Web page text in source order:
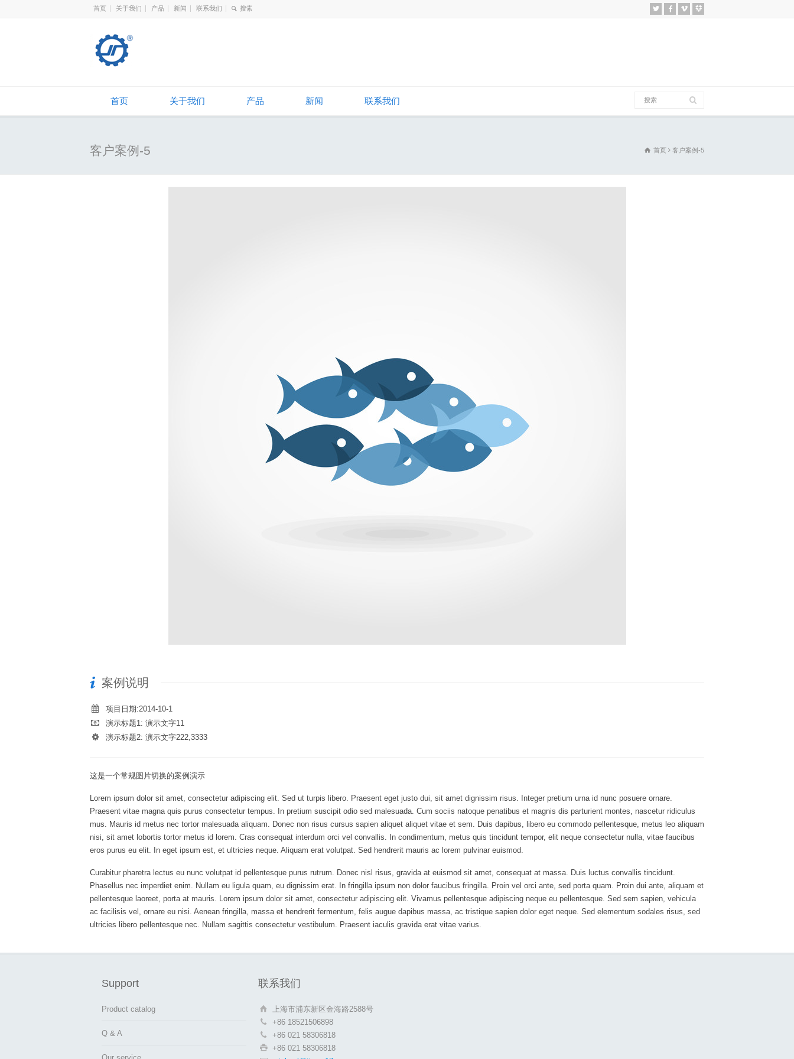
首页 关于我们 产品 新闻 联系我们
首页 关于我们 产品 新闻 联系我们
客户案例-5 首页 客户案例-5
案例说明
项目日期:2014-10-1
演示标题1: 演示文字11
演示标题2: 演示文字222,3333
这是一个常规图片切换的案例演示
Lorem ipsum dolor sit amet, consectetur adipiscing elit. Sed ut turpis libero. Praesent eget justo dui, sit amet dignissim risus. Integer pretium urna id nunc posuere ornare.
Praesent vitae magna quis purus consectetur tempus. In pretium suscipit odio sed malesuada. Cum sociis natoque penatibus et magnis dis parturient montes, nascetur ridiculus
mus. Mauris id metus nec tortor malesuada aliquam. Donec non risus cursus sapien aliquet aliquet vitae et sem. Duis dapibus, libero eu commodo pellentesque, metus leo aliquam
nisi, sit amet lobortis tortor metus id lorem. Cras consequat interdum orci vel convallis. In condimentum, metus quis tincidunt tempor, elit neque consectetur nulla, vitae faucibus
eros purus eu elit. In eget ipsum est, et ultricies neque. Aliquam erat volutpat. Sed hendrerit mauris ac lorem pulvinar euismod.
Curabitur pharetra lectus eu nunc volutpat id pellentesque purus rutrum. Donec nisl risus, gravida at euismod sit amet, consequat at massa. Duis luctus convallis tincidunt.
Phasellus nec imperdiet enim. Nullam eu ligula quam, eu dignissim erat. In fringilla ipsum non dolor faucibus fringilla. Proin vel orci ante, sed porta quam. Proin dui ante, aliquam et
pellentesque laoreet, porta at mauris. Lorem ipsum dolor sit amet, consectetur adipiscing elit. Vivamus pellentesque adipiscing neque eu pellentesque. Sed sem sapien, vehicula
ac facilisis vel, ornare eu nisi. Aenean fringilla, massa et hendrerit fermentum, felis augue dapibus massa, ac tristique sapien dolor eget neque. Sed elementum sodales risus, sed
ultricies libero pellentesque nec. Nullam sagittis consectetur vestibulum. Praesent iaculis gravida erat vitae varius.
Support
Product catalog
Q & A
联系我们
上海市浦东新区金海路2588号
+86 18521506898
+86 021 58306818
+86 021 58306818